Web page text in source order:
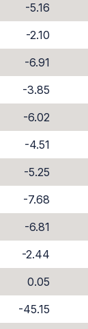
-5.16
-2.10
-6.91
-3.85
-6.02
-4.51
-5.25
-7.68
-6.81
-2.44
0.05
-45.15